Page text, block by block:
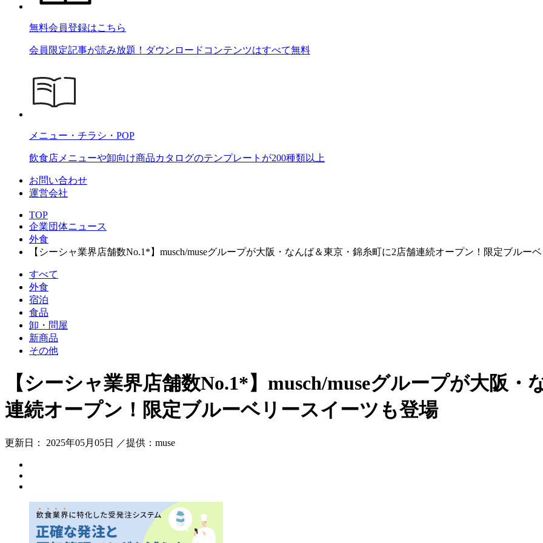
無料会員登録はこちら
会員限定記事が読み放題！ダウンロードコンテンツはすべて無料
メニュー・チラシ・POP
飲食店メニューや卸向け商品カタログのテンプレートが200種類以上
お問い合わせ
運営会社
TOP
企業団体ニュース
外食
【シーシャ業界店舗数No.1*】musch/museグループが大阪・なんば＆東京・錦糸町に2店舗連続オープン！限定ブルー
すべて
外食
宿泊
食品
卸・問屋
新商品
その他
【シーシャ業界店舗数No.1*】musch/museグループが大阪
連続オープン！限定ブルーベリースイーツも登場
更新日： 2025年05月05日 ／提供：muse